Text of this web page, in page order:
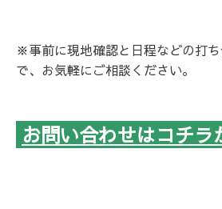
※事前に現地確認と日程などの打
で、お気軽にご相談ください。
お問い合わせはコチラ